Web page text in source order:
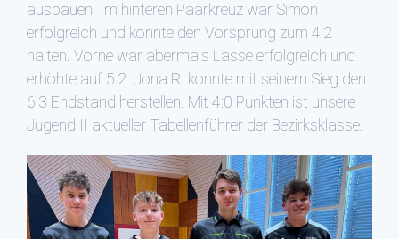
ausbauen. Im hinteren Paarkreuz war Simon
erfolgreich und konnte den Vorsprung zum 4:2
halten. Vorne war abermals Lasse erfolgreich und
erhöhte auf 5:2. Jona R. konnte mit seinem Sieg den
6:3 Endstand herstellen. Mit 4:0 Punkten ist unsere
Jugend II aktueller Tabellenführer der Bezirksklasse.